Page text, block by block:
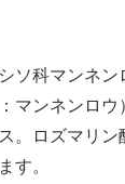
ソ科マンネン
マンネンロウ
。ロズマリン
す。